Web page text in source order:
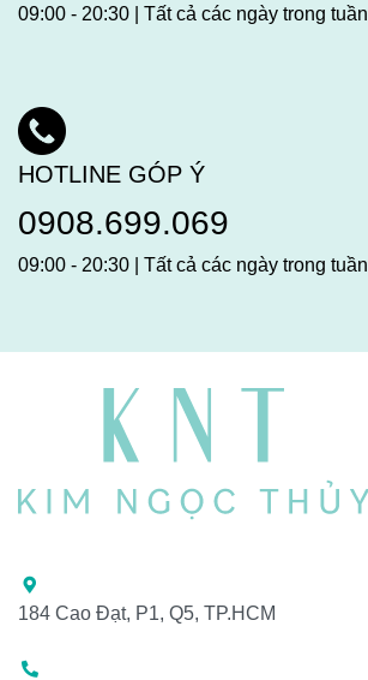
09:00 - 20:30 | Tất cả các ngày trong tuần
HOTLINE GÓP Ý
0908.699.069
09:00 - 20:30 | Tất cả các ngày trong tuần
184 Cao Đạt, P1, Q5, TP.HCM